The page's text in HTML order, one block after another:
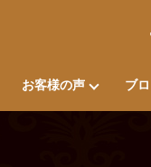
お客様の声 ブ